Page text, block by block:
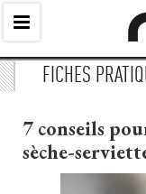
FICHES
7 conseils
sèche-